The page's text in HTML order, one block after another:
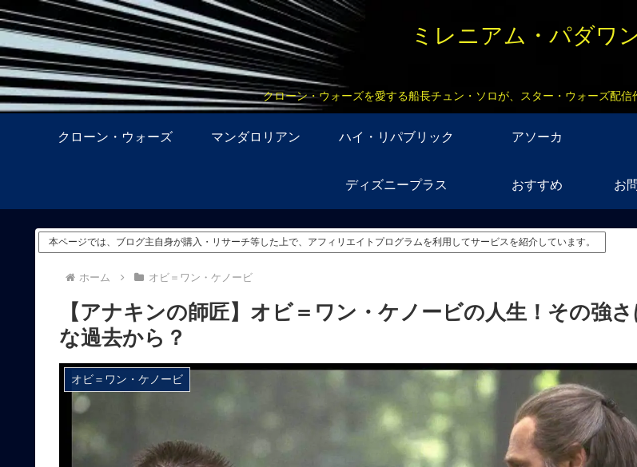
ミレニアム・パダワ
クローン・ウォーズを愛する船長チュン・ソロが、スター・ウォーズ配
クローン・ウォーズ マンダロリアン ハイ・リパブリック アソーカ
ディズニープラス おすすめ お
本ページでは、ブログ主自身が購入・リサーチ等した上で、アフィリエイトプログラムを利用してサービスを紹介しています。
ホーム オビ＝ワン・ケノービ
【アナキンの師匠】オビ＝ワン・ケノービの人生！その強
な過去から？
オビ＝ワン・ケノービ